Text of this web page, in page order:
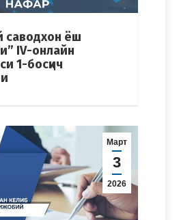
саводхон ёш
IV-онлайн
1-босқич
Март
3
2026